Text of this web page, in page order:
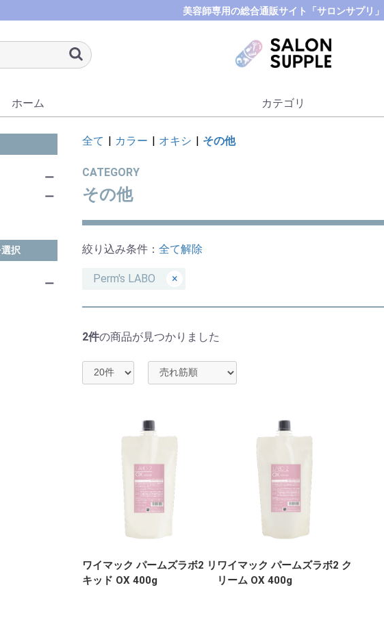
美容師専用の総合通販サイト「サロンサプリ」
ホーム カテゴリ
ー
ー
択
ー
全て カラー オキシ その他
CATEGORY
その他
絞り込み条件： 全て解除
Perm′s LABO ×
2件の商品が見つかりました
ワイマック パームズラボ2 リ
キッド OX 400g
ワイマック パームズラボ2 ク
リーム OX 400g